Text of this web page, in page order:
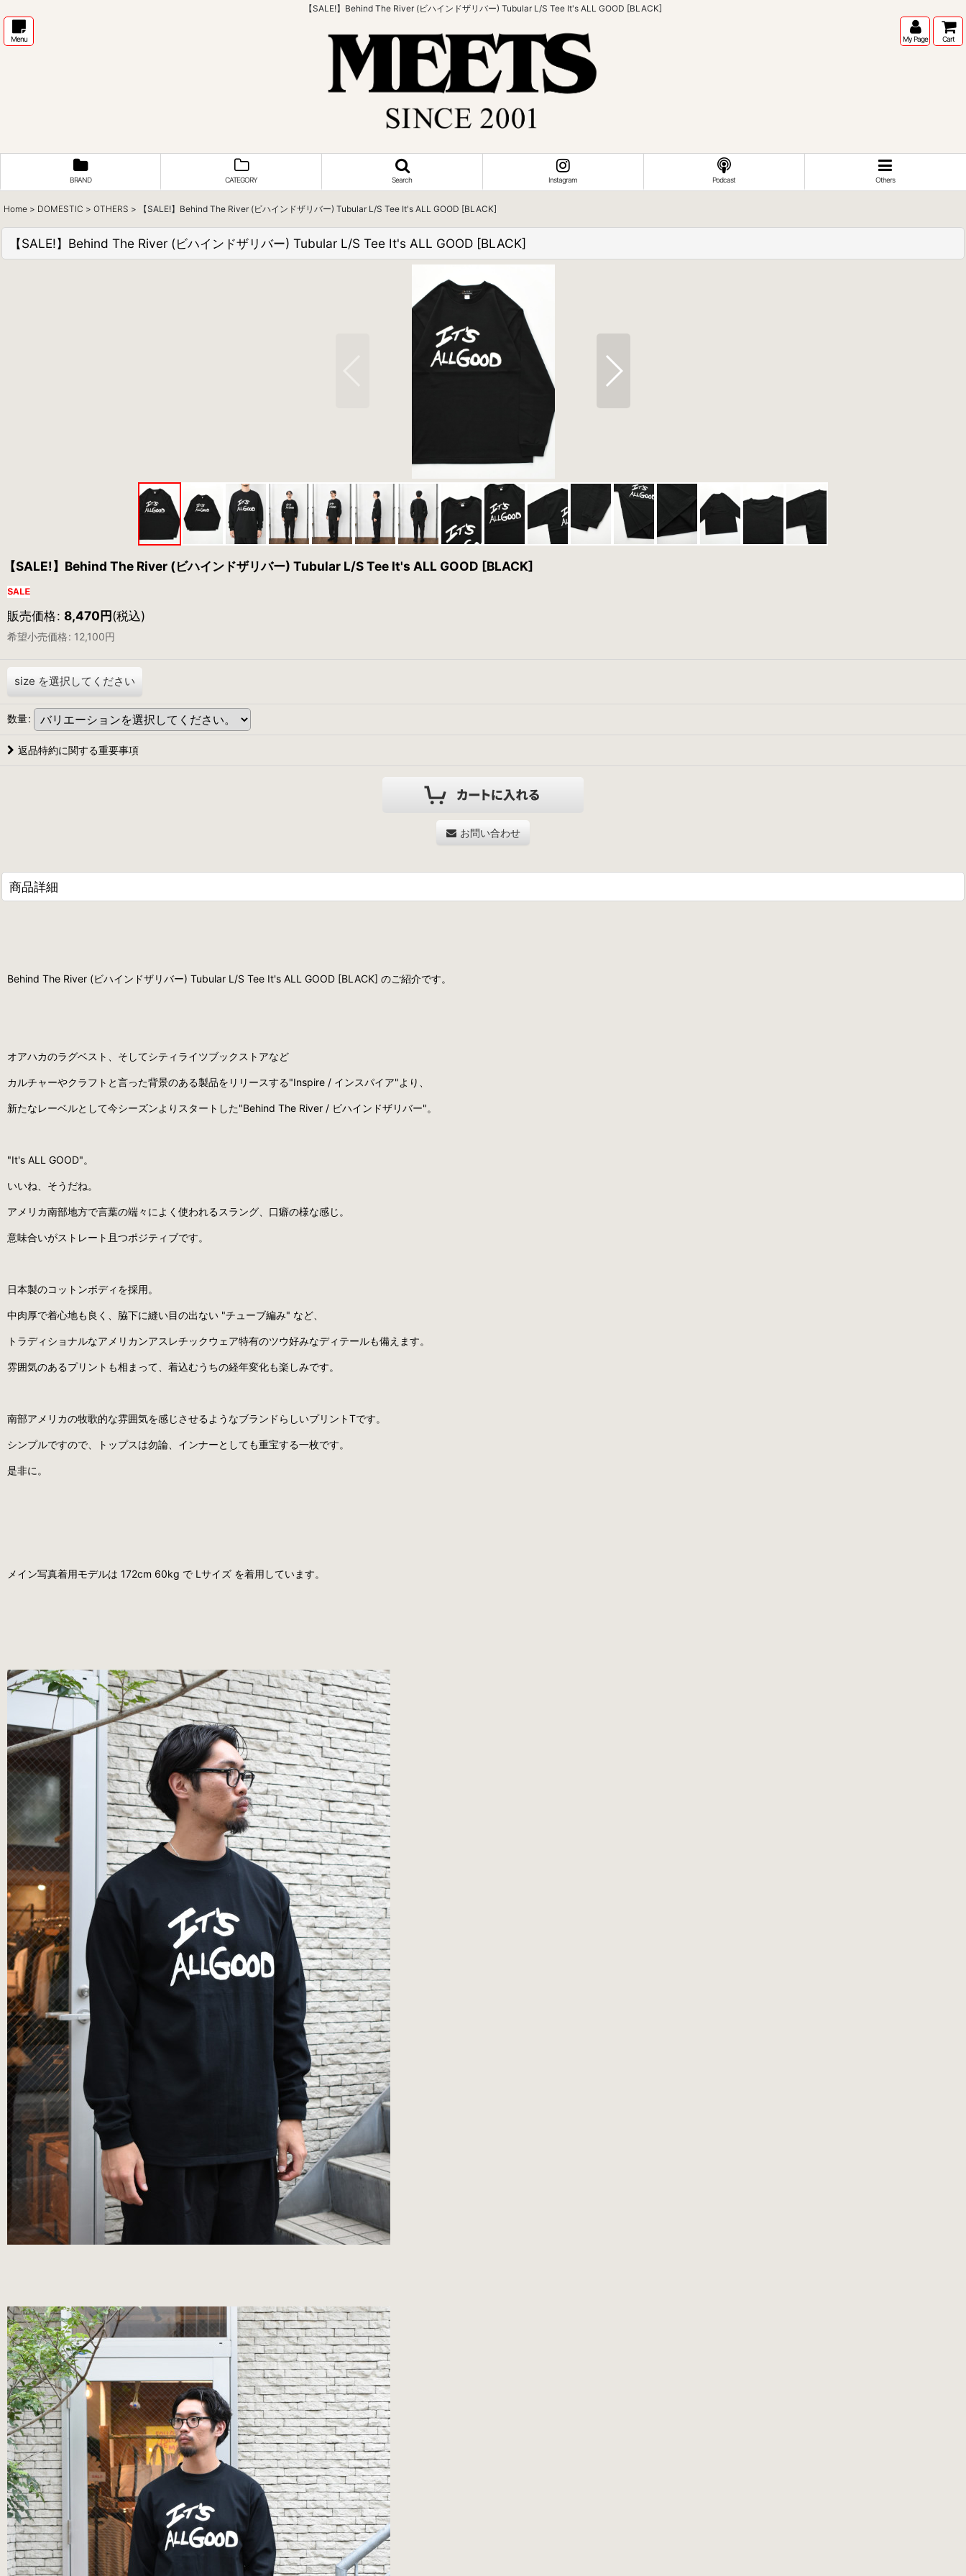
【SALE!】Behind The River (ビハインドザリバー) Tubular L/S Tee It's ALL GOOD [BLACK]
Menu My Page Cart
BRAND CATEGORY Search Instagram Podcast Others
Home > DOMESTIC > OTHERS > 【SALE!】Behind The River (ビハインドザリバー) Tubular L/S Tee It's ALL GOOD [BLACK]
【SALE!】Behind The River (ビハインドザリバー) Tubular L/S Tee It's ALL GOOD [BLACK]
【SALE!】Behind The River (ビハインドザリバー) Tubular L/S Tee It's ALL GOOD [BLACK]
販売価格: 8,470円(税込)
希望小売価格: 12,100円
size を選択してください
数量:
返品特約に関する重要事項
お問い合わせ
商品詳細
Behind The River (ビハインドザリバー) Tubular L/S Tee It's ALL GOOD [BLACK] のご紹介です。
オアハカのラグベスト、そしてシティライツブックストアなど
カルチャーやクラフトと言った背景のある製品をリリースする"Inspire / インスパイア"より、
新たなレーベルとして今シーズンよりスタートした"Behind The River / ビハインドザリバー"。
"It's ALL GOOD"。
いいね、そうだね。
アメリカ南部地方で言葉の端々によく使われるスラング、口癖の様な感じ。
意味合いがストレート且つポジティブです。
日本製のコットンボディを採用。
中肉厚で着心地も良く、脇下に縫い目の出ない "チューブ編み" など、
トラディショナルなアメリカンアスレチックウェア特有のツウ好みなディテールも備えます。
雰囲気のあるプリントも相まって、着込むうちの経年変化も楽しみです。
南部アメリカの牧歌的な雰囲気を感じさせるようなブランドらしいプリントTです。
シンプルですので、トップスは勿論、インナーとしても重宝する一枚です。
是非に。
メイン写真着用モデルは 172cm 60kg で Lサイズ を着用しています。